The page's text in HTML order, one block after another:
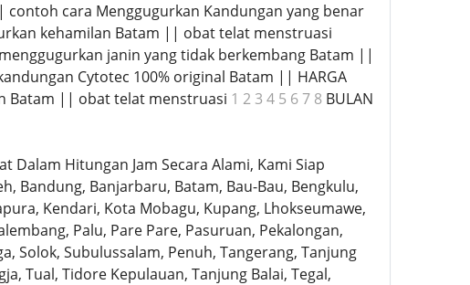
cara Menggugurkan Kandungan yang benar
kehamilan Batam || obat telat menstruasi
janin yang tidak berkembang Batam ||
Cytotec 100% original Batam || HARGA
Batam || obat telat menstruasi 1 2 3 4 5 6 7 8BULAN
Dalam Hitungan Jam Secara Alami, Kami Siap
Bandung, Banjarbaru, Batam, Bau-Bau, Bengkulu,
Kendari, Kota Mobagu, Kupang, Lhokseumawe,
Palu, Pare Pare, Pasuruan, Pekalongan,
Solok, Subulussalam, Penuh, Tangerang, Tanjung
Tual, Tidore Kepulauan, Tanjung Balai, Tegal,